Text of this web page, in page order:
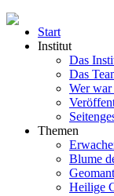
Start
Institut
Das
Das
Wer war
Themen
Blume
Heilige